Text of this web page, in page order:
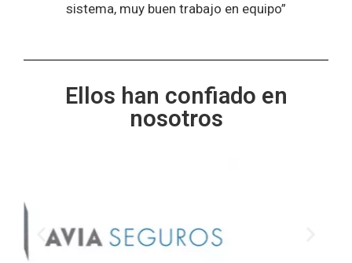
sistema, muy buen trabajo en equipo”
Ellos han confiado en
nosotros